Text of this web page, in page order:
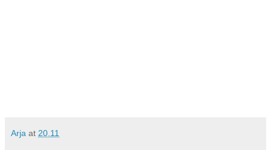
Arja at 20.11